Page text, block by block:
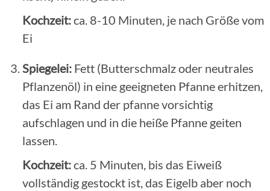
Kochzeit:ca. 8-10 Minuten, je nach Größe vom
Ei
Spiegelei: Fett (Butterschmalz oder neutrales
Pflanzenöl) in eine geeigneten Pfanne erhitzen,
das Ei am Rand der pfanne vorsichtig
aufschlagen und in die heiße Pfanne geiten
lassen.
Kochzeit:ca. 5 Minuten, bis das Eiweiß
vollständig gestockt ist, das Eigelb aber noch